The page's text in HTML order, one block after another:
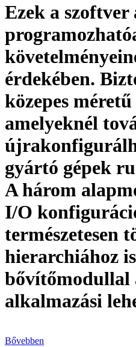
Ezek a
érdekében.
közepes
amelyeknél
gyártó gépek
A három
I/O
természetesen
hierarchiához
bővítőmodullal
alkalmazási
Bővebben